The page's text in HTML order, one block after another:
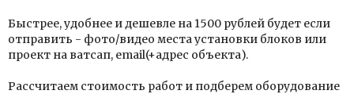
Быстрее, удобнее и дешевле на 1500 рублей будет если
отправить - фото/видео места установки блоков или
проект на ватсап, email(+адрес объекта).
Рассчитаем стоимость работ и подберем оборудование